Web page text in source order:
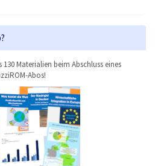
Materialien beim Abschluss eines
Abos!